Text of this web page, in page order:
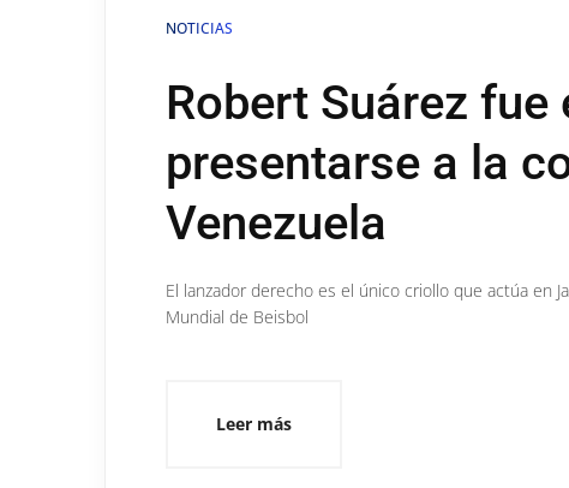
NOTICIAS
Robert Suárez fue
presentarse a la
Venezuela
El lanzador derecho es el único criollo que actúa en
Mundial de Beisbol
Leer más